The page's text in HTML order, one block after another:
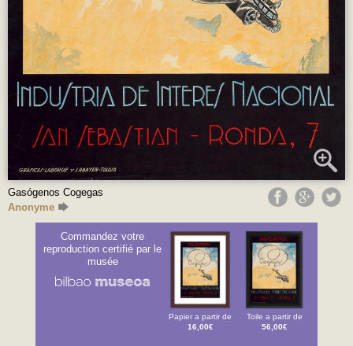
Gasógenos Cogegas
Anonyme
Commandez votre
reproduction certifié par le
musée
Papier a partir de
16,00€
Toile a partir de
56,00€